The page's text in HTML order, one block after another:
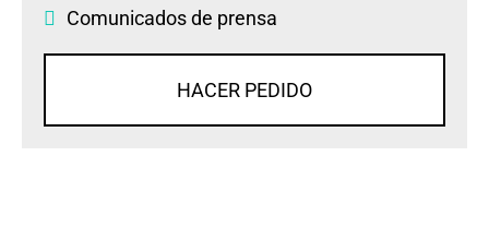
Comunicados de prensa
HACER PEDIDO